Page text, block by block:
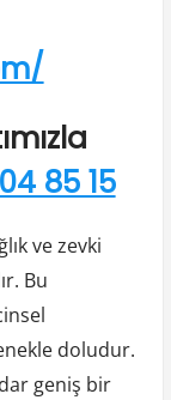
85 15
ve zevki
Bu
doludur.
geniş bir